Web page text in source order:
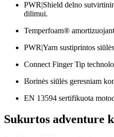
PWR|Shield delno
dilimui.
Temperfoam®
PWR|Yarn sustiprintos
Connect Finger Tip
Išorinės siūlės geresniam
EN 13594 sertifikuota
Sukurtos adventure